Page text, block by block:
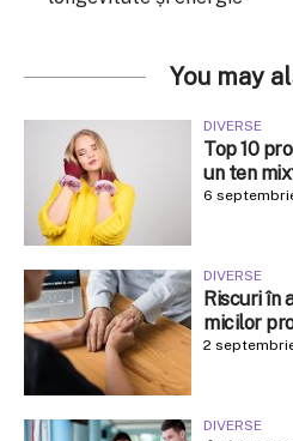
You may
DIVERSE
Top 10
un ten
6
DIVERSE
Riscuri în
micilor
2
DIVERSE